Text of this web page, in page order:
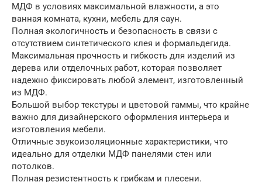
МДФ в условиях максимальной влажности, а это
ванная комната, кухни, мебель для саун.
Полная экологичность и безопасность в связи с
отсутствием синтетического клея и формальдегида.
Максимальная прочность и гибкость для изделий из
дерева или отделочных работ, которая позволяет
надежно фиксировать любой элемент, изготовленный
из МДФ.
Большой выбор текстуры и цветовой гаммы, что крайне
важно для дизайнерского оформления интерьера и
изготовления мебели.
Отличные звукоизоляционные характеристики, что
идеально для отделки МДФ панелями стен или
потолков.
Полная резистентность к грибкам и плесени.